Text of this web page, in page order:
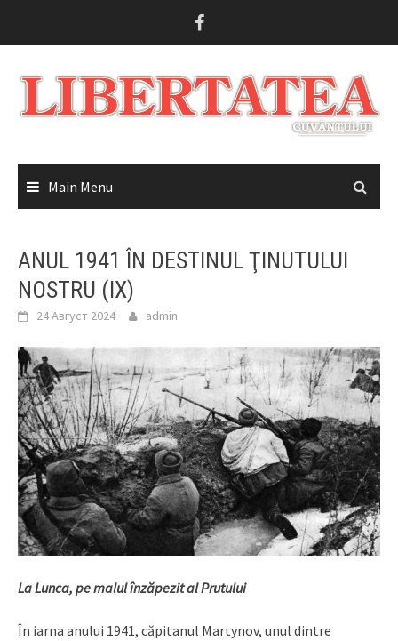
Main Menu
ANUL 1941 ÎN DESTINUL ŢINUTULUI
NOSTRU (IX)
24 Август 2024 admin
La Lunca, pe malul înzăpezit al Prutului
În iarna anului 1941, căpitanul Martynov, unul dintre